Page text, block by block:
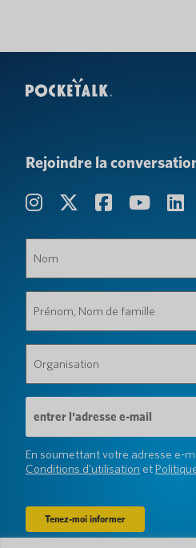
Rejoindre la
(Obligatoire)
Nom
de
famille
(Obligatoire)
(Obligatoire)
Adresse
e-
mail
(Obligatoire)
En soumettant votre adresse e-
Conditions d'utilisation et